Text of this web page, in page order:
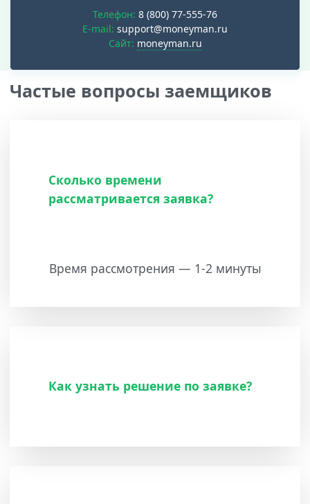
Телефон: 8 (800) 77-555-76
E-mail: support@moneyman.ru
Cайт: moneyman.ru
Частые вопросы заемщиков
Сколько времени
рассматривается заявка?
Время рассмотрения — 1-2 минуты
Как узнать решение по заявке?